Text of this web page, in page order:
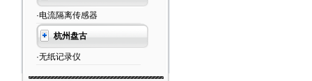
·电流隔离传感器
杭州盘古
·无纸记录仪